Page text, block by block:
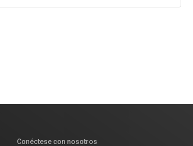
Conéctese con nosotros